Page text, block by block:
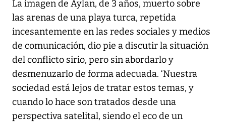
La imagen de Aylan, de 3 años, muerto sobre
las arenas de una playa turca, repetida
incesantemente en las redes sociales y medios
de comunicación, dio pie a discutir la situación
del conflicto sirio, pero sin abordarlo y
desmenuzarlo de forma adecuada. ‘Nuestra
sociedad está lejos de tratar estos temas, y
cuando lo hace son tratados desde una
perspectiva satelital, siendo el eco de un